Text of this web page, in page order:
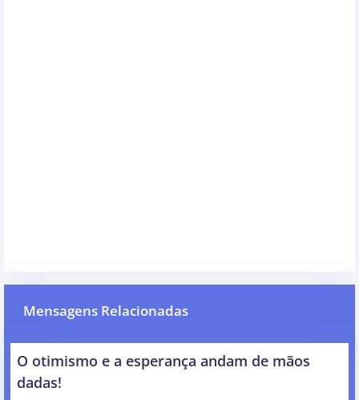
Mensagens Relacionadas
O otimismo e a esperança andam de mãos
dadas!